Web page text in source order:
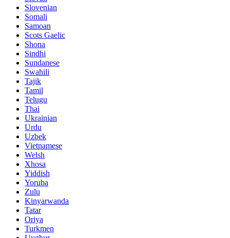
Slovenian
Somali
Samoan
Scots Gaelic
Shona
Sindhi
Sundanese
Swahili
Tajik
Tamil
Telugu
Thai
Ukrainian
Urdu
Uzbek
Vietnamese
Welsh
Xhosa
Yiddish
Yoruba
Zulu
Kinyarwanda
Tatar
Oriya
Turkmen